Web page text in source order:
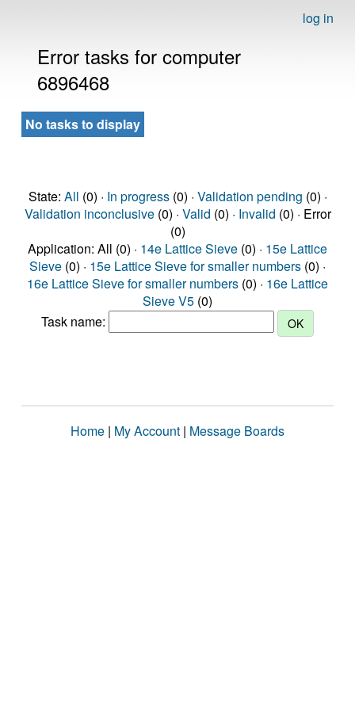
log in
Error tasks for computer
6896468
No tasks to display
State: All (0) · In progress(0) · Validation pending (0) ·
Validation inconclusive(0) · Valid (0) · Invalid (0) · Error
(0)
Application: All (0) · 14e Lattice Sieve (0) · 15e Lattice
Sieve (0) · 15e Lattice Sieve for smaller numbers (0) ·
16e Lattice Sieve for smaller numbers (0) · 16e Lattice
Sieve V5 (0)
Task name:
Home | My Account | Message Boards